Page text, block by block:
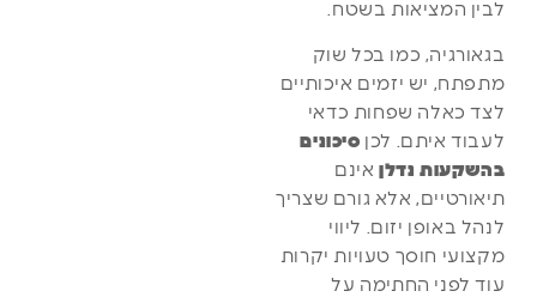
לבין המציאות בשטח.
בגאורגיה, כמו בכל שוק
מתפתח, יש יזמים איכותיים
לצד כאלה שפחות כדאי
לעבוד איתם. לכן סיכונים
בהשקעות נדלן אינם
תיאורטיים, אלא גורם שצריך
לנהל באופן יזום. ליווי
מקצועי חוסך טעויות יקרות
עוד לפני החתימה על